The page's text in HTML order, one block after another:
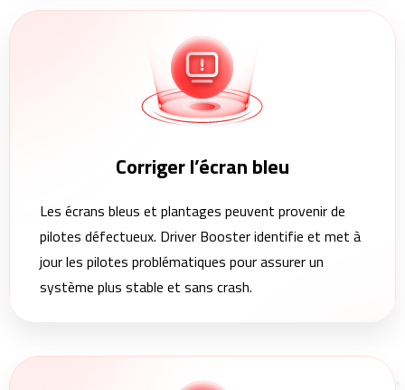
Corriger l’écran bleu
Les écrans bleus et plantages peuvent provenir de
pilotes défectueux. Driver Booster identifie et met à
jour les pilotes problématiques pour assurer un
système plus stable et sans crash.